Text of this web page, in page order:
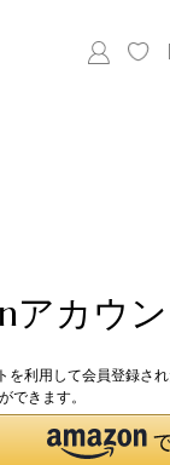
アカウ
を利用して会員登録さ
できます。